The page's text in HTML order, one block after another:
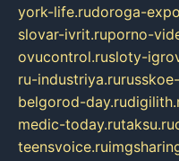
york-life.rudoroga-
slovar-ivrit.ruporno-
ovucontrol.rusloty-
ru-industriya.ru
belgorod-day.ru
medic-today.rutaksu.ru
teensvoice.ru